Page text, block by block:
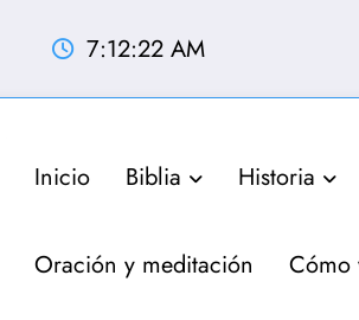
7:12:23 AM
Inicio Biblia Historia
Oración y meditación Cómo